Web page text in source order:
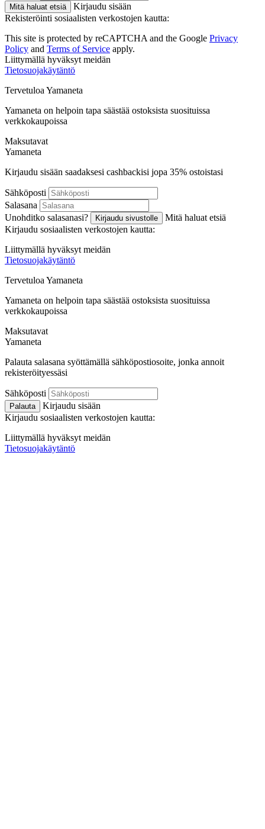
Mitä haluat etsiä
Kirjaudu sisään
Rekisteröinti sosiaalisten verkostojen kautta:
This site is protected by reCAPTCHA and the Google Privacy
Policy and Terms of Service apply.
Liittymällä hyväksyt meidän
Tietosuojakäytäntö
Tervetuloa Yamaneta
Yamaneta on helpoin tapa säästää ostoksista suosituissa
verkkokaupoissa
Maksutavat
Yamaneta
Kirjaudu sisään saadaksesi cashbackisi jopa 35% ostoistasi
Sähköposti
Salasana
Unohditko salasanasi?
Kirjaudu sivustolle
Mitä haluat etsiä
Kirjaudu sosiaalisten verkostojen kautta:
Liittymällä hyväksyt meidän
Tietosuojakäytäntö
Tervetuloa Yamaneta
Yamaneta on helpoin tapa säästää ostoksista suosituissa
verkkokaupoissa
Maksutavat
Yamaneta
Palauta salasana syöttämällä sähköpostiosoite, jonka annoit
rekisteröityessäsi
Sähköposti
Palauta
Kirjaudu sisään
Kirjaudu sosiaalisten verkostojen kautta:
Liittymällä hyväksyt meidän
Tietosuojakäytäntö